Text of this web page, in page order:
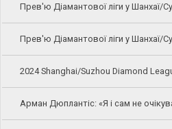
Прев'ю Діамантової ліги у Шанхаї/
Прев'ю Діамантової ліги у Шанхаї/
2024 Shanghai/Suzhou Diamond
Арман Дюплантіс: «Я і сам не